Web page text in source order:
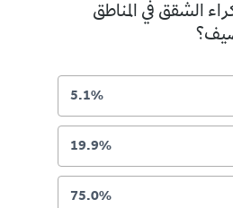
الشقق في المناطق
5.1%
19.9%
75.0%